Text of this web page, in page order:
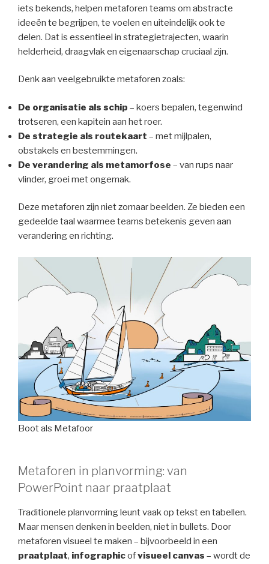
iets bekends, helpen metaforen teams om abstracte
ideeën te begrijpen, te voelen en uiteindelijk ook te
delen. Dat is essentieel in strategietrajecten, waarin
helderheid, draagvlak en eigenaarschap cruciaal zijn.
Denk aan veelgebruikte metaforen zoals:
De organisatie als schip – koers bepalen, tegenwind
trotseren, een kapitein aan het roer.
De strategie als routekaart – met mijlpalen,
obstakels en bestemmingen.
De verandering als metamorfose – van rups naar
vlinder, groei met ongemak.
Deze metaforen zijn niet zomaar beelden. Ze bieden een
gedeelde taal waarmee teams betekenis geven aan
verandering en richting.
Boot als Metafoor
Metaforen in planvorming: van
PowerPoint naar praatplaat
Traditionele planvorming leunt vaak op tekst en tabellen.
Maar mensen denken in beelden, niet in bullets. Door
metaforen visueel te maken – bijvoorbeeld in een
praatplaat, infographicofvisueel canvas – wordt de